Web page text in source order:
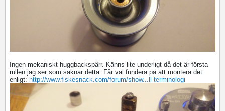
Ingen mekaniskt huggbackspärr. Känns lite underligt då det är första
rullen jag ser som saknar detta. Får väl fundera på att montera det
enligt: http://www.fiskesnack.com/forum/show...ll-terminologi